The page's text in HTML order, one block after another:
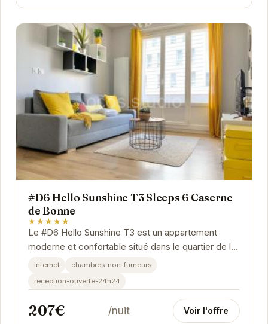
#D6 Hello Sunshine T3 Sleeps 6 Caserne
de Bonne
★★★★★
Le #D6 Hello Sunshine T3 est un appartement
moderne et confortable situé dans le quartier de la
Caserne de Bonne à Grenoble. Il peut accueillir...
internet
chambres-non-fumeurs
reception-ouverte-24h24
207€ /nuit Voir l'offre